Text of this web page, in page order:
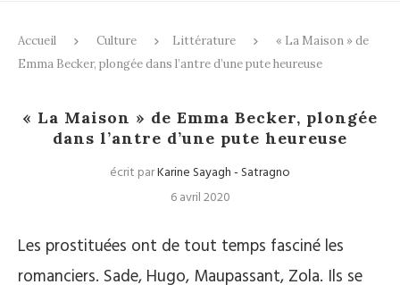
Accueil Culture Littérature
« La Maison » de
Emma Becker, plongée dans l’antre d’une pute heureuse
« La Maison » de Emma Becker, plongée
dans l’antre d’une pute heureuse
écrit parKarine Sayagh - Satragno
6 avril 2020
Les prostituées ont de tout temps fasciné les
romanciers. Sade, Hugo, Maupassant, Zola. Ils se